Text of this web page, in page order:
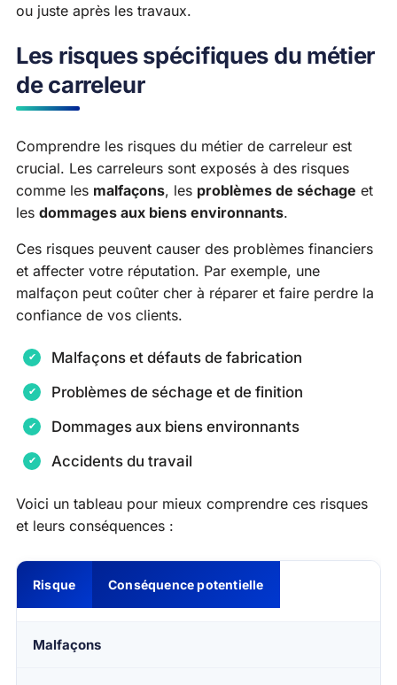
ou juste après les travaux.
Les risques spécifiques du métier
de carreleur
Comprendre les risques du métier de carreleur est
crucial. Les carreleurs sont exposés à des risques
comme les malfaçons, les problèmes de séchage et
les dommages aux biens environnants.
Ces risques peuvent causer des problèmes financiers
et affecter votre réputation. Par exemple, une
malfaçon peut coûter cher à réparer et faire perdre la
confiance de vos clients.
Malfaçons et défauts de fabrication
Problèmes de séchage et de finition
Dommages aux biens environnants
Accidents du travail
Voici un tableau pour mieux comprendre ces risques
et leurs conséquences :
Risque Conséquence potentielle
Malfaçons